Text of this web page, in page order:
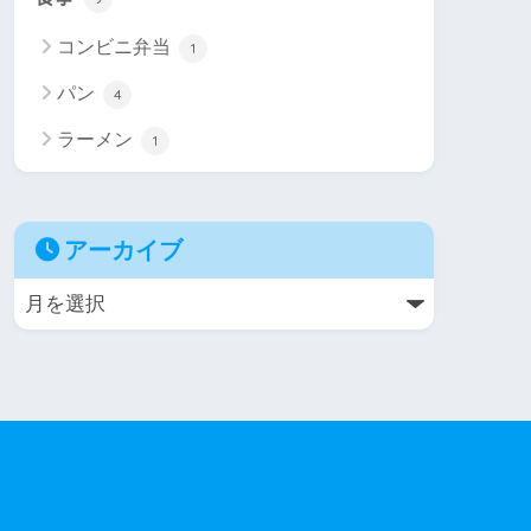
コンビニ弁当 1
パン 4
ラーメン 1
アーカイブ